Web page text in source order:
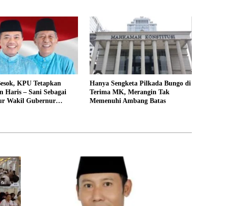
KPU Tetapkan
Haris – Sani Sebagai
Wakil Gubernur
Hanya Sengketa Pilkada Bungo di
Terima MK, Merangin Tak
Memenuhi Ambang Batas